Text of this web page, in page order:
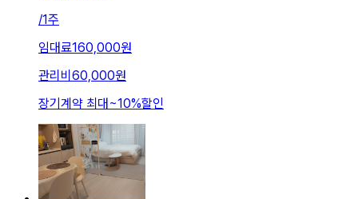
/1주
임대료160,000원
관리비 60,000원
장기계약 최대~10%할인